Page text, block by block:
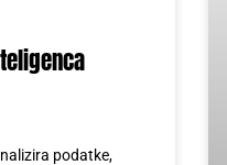
podatke,